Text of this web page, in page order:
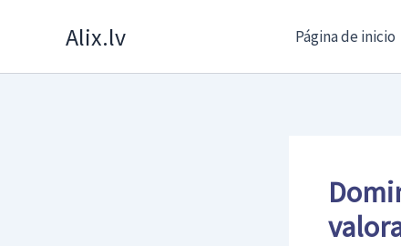
Alix.lv Página de inicio